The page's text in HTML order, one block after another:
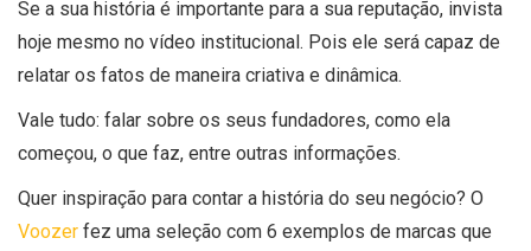
Se a sua história é importante para a sua reputação, invista
hoje mesmo no vídeo institucional. Pois ele será capaz de
relatar os fatos de maneira criativa e dinâmica.
Vale tudo: falar sobre os seus fundadores, como ela
começou, o que faz, entre outras informações.
Quer inspiração para contar a história do seu negócio? O
Voozer fez uma seleção com 6 exemplos de marcas que